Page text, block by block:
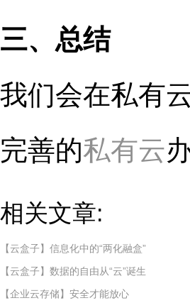
三、总结
我们会在私有
完善的私有云
相关文章:
【云盒子】信息化中的“两化融盒”
【云盒子】数据的自由从“云”诞生
【企业云存储】安全才能放心